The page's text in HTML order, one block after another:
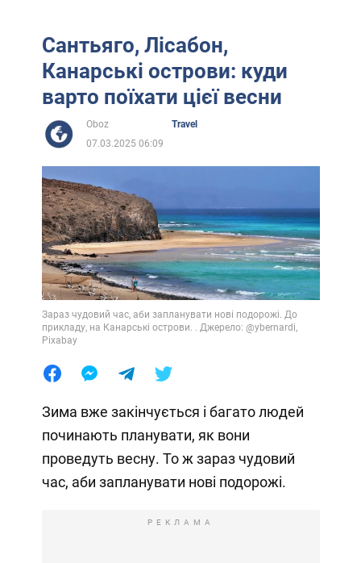
Сантьяго, Лісабон,
Канарські острови: куди
варто поїхати цієї весни
Oboz
Travel
07.03.2025 06:09
Зараз чудовий час, аби запланувати нові подорожі. До
прикладу, на Канарські острови. . Джерело: @ybernardi,
Pixabay
Зима вже закінчується і багато людей
починають планувати, як вони
проведуть весну. То ж зараз чудовий
час, аби запланувати нові подорожі.
РЕКЛАМА